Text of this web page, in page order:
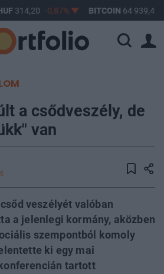
314,20 -0,87% BITCOIN 64 939,49
a csődveszély, de
van
veszélyét valóban
a jelenlegi kormány, aközben
szempontból komoly
ki egy mai
tartott